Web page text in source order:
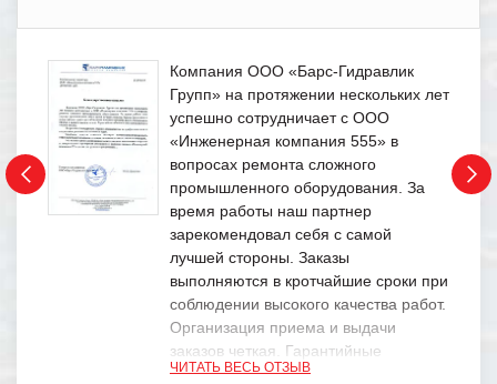
Компания ООО «Барс-Гидравлик
Групп» на протяжении нескольких лет
успешно сотрудничает с ООО
«Инженерная компания 555» в
вопросах ремонта сложного
промышленного оборудования. За
время работы наш партнер
зарекомендовал себя с самой
лучшей стороны. Заказы
выполняются в кротчайшие сроки при
соблюдении высокого качества работ.
Организация приема и выдачи
заказов четкая. Гарантийные
обязательства выполняются в
ЧИТАТЬ ВЕСЬ ОТЗЫВ